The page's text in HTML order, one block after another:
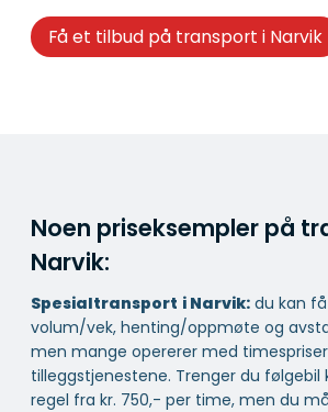
Få et tilbud på transport i Narvik
Noen priseksempler på
Narvik:
Spesialtransport i Narvik: du kan
volum/vek, henting/oppmøte og
men mange opererer med
tilleggstjenestene. Trenger du følgebil
regel fra kr. 750,- per time, men du